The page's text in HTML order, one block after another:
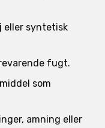
eller syntetisk
fugt.
som
amning eller